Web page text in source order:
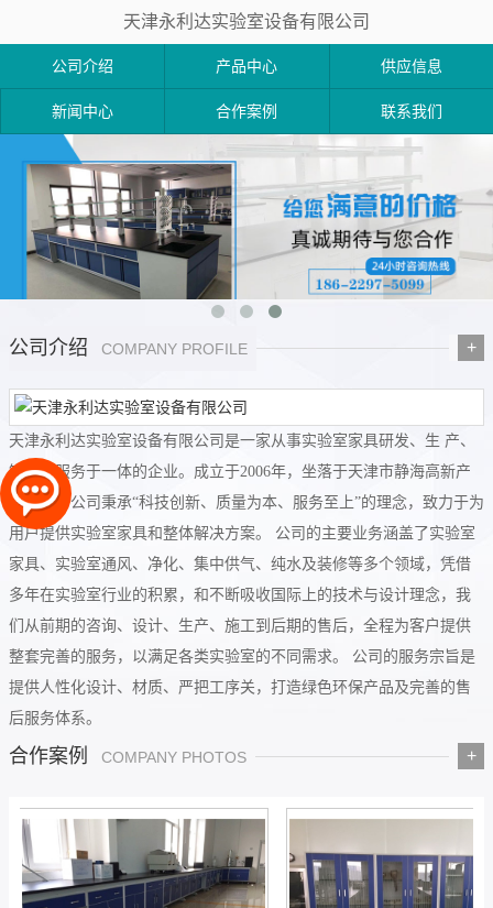
天津永利达实验室设备有限公司
公司介绍 产品中心 供应信息
新闻中心 合作案例 联系我们
公司介绍 COMPANY PROFILE +
天津永利达实验室设备有限公司是一家从事实验室家具研发、生 产、
销售与服务于一体的企业。成立于2006年，坐落于天津市静海高新产
业园区。公司秉承“科技创新、质量为本、服务至上”的理念，致力于为
用户提供实验室家具和整体解决方案。 公司的主要业务涵盖了实验室
家具、实验室通风、净化、集中供气、纯水及装修等多个领域，凭借
多年在实验室行业的积累，和不断吸收国际上的技术与设计理念，我
们从前期的咨询、设计、生产、施工到后期的售后，全程为客户提供
整套完善的服务，以满足各类实验室的不同需求。 公司的服务宗旨是
提供人性化设计、材质、严把工序关，打造绿色环保产品及完善的售
后服务体系。
合作案例 COMPANY PHOTOS +